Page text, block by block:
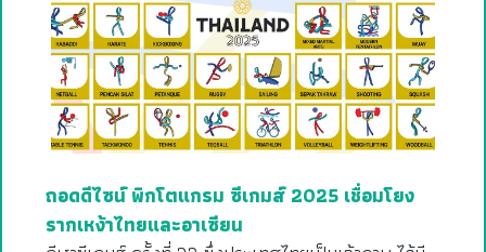
ถอดดีไซน์ พิกโตแกรม ซีเกมส์ 2025 เชื่อมโยง
รากเหง้าไทยและอาเซียน